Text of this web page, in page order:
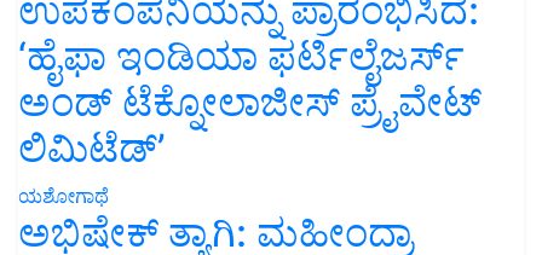
ಉಪಕಂಪನಿಯನ್ನು ಪ್ರಾರಂಭಿಸಿದೆ:
‘ಹೈಫಾ ಇಂಡಿಯಾ ಫರ್ಟಿಲೈಜರ್ಸ್
ಅಂಡ್ ಟೆಕ್ನೋಲಾಜೀಸ್ ಪ್ರೈವೇಟ್
ಲಿಮಿಟೆಡ್’
ಯಶೋಗಾಥೆ
ಅಭಿಷೇಕ್ ತ್ಯಾಗಿ: ಮಹೀಂದ್ರಾ